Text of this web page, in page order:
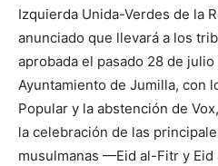
Izquierda Unida-Verdes de la
anunciado que llevará a los
aprobada el pasado 28 de
Ayuntamiento de Jumilla, con
Popular y la abstención de
la celebración de las
musulmanas —Eid al-Fitr y